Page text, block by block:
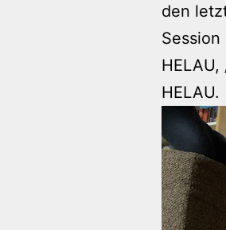
den
Session
HELAU,
HELAU.